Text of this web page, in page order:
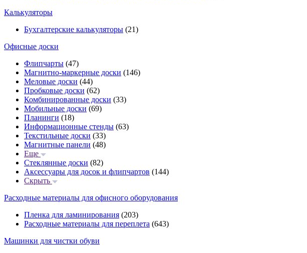
Калькуляторы
Бухгалтерские калькуляторы (21)
Офисные доски
Флипчарты (47)
Магнитно-маркерные доски (146)
Меловые доски (44)
Пробковые доски (62)
Комбинированные доски (33)
Мобильные доски (69)
Планинги (18)
Информационные стенды (63)
Текстильные доски (33)
Магнитные панели (48)
Еще
Стеклянные доски (82)
Аксессуары для досок и флипчартов (144)
Скрыть
Расходные материалы для офисного оборудования
Пленка для ламинирования (203)
Расходные материалы для переплета (643)
Машинки для чистки обуви